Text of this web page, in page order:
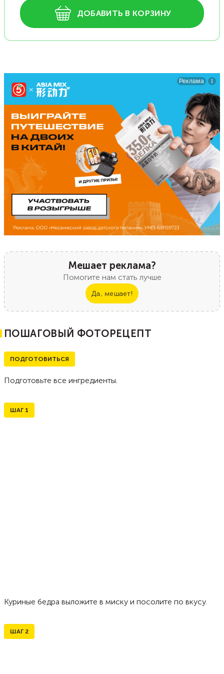
ДОБАВИТЬ В КОРЗИНУ
Мешает реклама?
Помогите нам стать лучше
Да, мешает!
ПОШАГОВЫЙ ФОТОРЕЦЕПТ
ПОДГОТОВИТЬСЯ
Подготовьте все ингредиенты.
ШАГ 1
Куриные бедра выложите в миску и посолите по вкусу.
ШАГ 2